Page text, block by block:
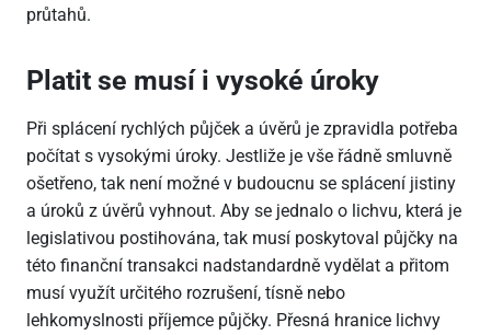
průtahů.
Platit se musí i vysoké úroky
Při splácení rychlých půjček a úvěrů je zpravidla potřeba
počítat s vysokými úroky. Jestliže je vše řádně smluvně
ošetřeno, tak není možné v budoucnu se splácení jistiny
a úroků z úvěrů vyhnout. Aby se jednalo o lichvu, která je
legislativou postihována, tak musí poskytoval půjčky na
této finanční transakci nadstandardně vydělat a přitom
musí využít určitého rozrušení, tísně nebo
lehkomyslnosti příjemce půjčky. Přesná hranice lichvy